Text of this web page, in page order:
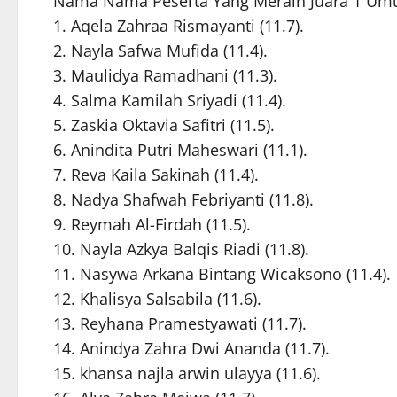
1. Aqela Zahraa Rismayanti (11.7).
2. ⁠Nayla Safwa Mufida (11.4).
3. Maulidya Ramadhani (11.3).
4. Salma Kamilah Sriyadi (11.4).
5. Zaskia Oktavia Safitri (11.5).
6. Anindita Putri Maheswari (11.1).
7. Reva Kaila Sakinah (11.4).
8. Nadya Shafwah Febriyanti (11.8).
9. Reymah Al-Firdah (11.5).
10. Nayla Azkya Balqis Riadi (11.8).
11. Nasywa Arkana Bintang Wicaksono (11.4).
12. Khalisya Salsabila (11.6).
13. Reyhana Pramestyawati (11.7).
14. Anindya Zahra Dwi Ananda (11.7).
15. khansa najla arwin ulayya (11.6).